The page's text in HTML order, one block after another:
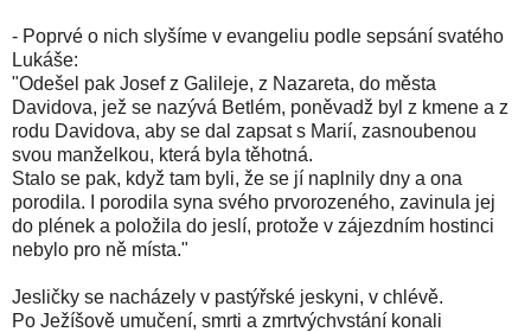
- Poprvé o nich slyšíme v evangeliu podle sepsání svatého
Lukáše:
"Odešel pak Josef z Galileje, z Nazareta, do města
Davidova, jež se nazývá Betlém, poněvadž byl z kmene a z
rodu Davidova, aby se dal zapsat s Marií, zasnoubenou
svou manželkou, která byla těhotná.
Stalo se pak, když tam byli, že se jí naplnily dny a ona
porodila. I porodila syna svého prvorozeného, zavinula jej
do plének a položila do jeslí, protože v zájezdním hostinci
nebylo pro ně místa."
Jesličky se nacházely v pastýřské jeskyni, v chlévě.
Po Ježíšově umučení, smrti a zmrtvýchvstání konali